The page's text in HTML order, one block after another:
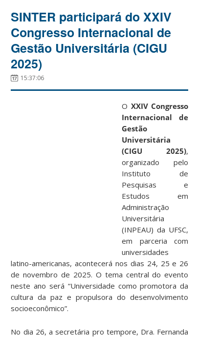
SINTER participará do XXIV
Congresso Internacional de
Gestão Universitária (CIGU
2025)
15:37:06
O XXIV Congresso
Internacional de
Gestão
Universitária
(CIGU 2025),
organizado pelo
Instituto de
Pesquisas e
Estudos em
Administração
Universitária
(INPEAU) da UFSC,
em parceria com
universidades
latino-americanas, acontecerá nos dias 24, 25 e 26
de novembro de 2025. O tema central do evento
neste ano será “Universidade como promotora da
cultura da paz e propulsora do desenvolvimento
socioeconômico”.
No dia 26, a secretária pro tempore, Dra. Fernanda